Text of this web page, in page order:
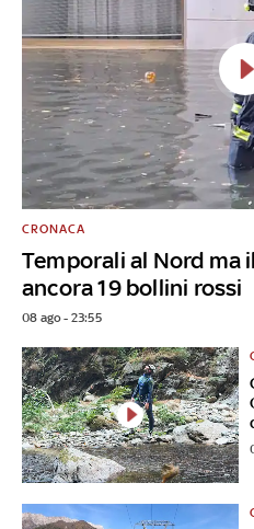
Temporali al Nord ma
ancora 19 bollini rossi
CRONACA
08 ago - 23:55